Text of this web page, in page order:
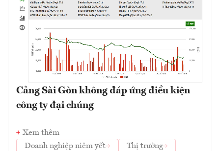
Cảng Sài Gòn không đáp ứng điều kiện
công ty đại chúng
Xem thêm
Doanh nghiệp niêm yết
Thị trường